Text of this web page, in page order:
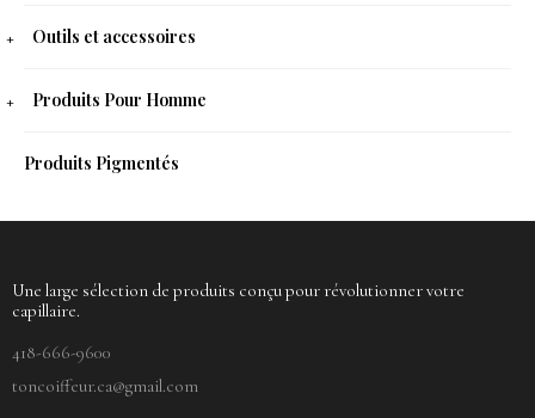
Outils et accessoires
Produits Pour Homme
Produits Pigmentés
Une large sélection de produits conçu pour révolutionner votre
capillaire.
418-666-9600
toncoiffeur.ca@gmail.com